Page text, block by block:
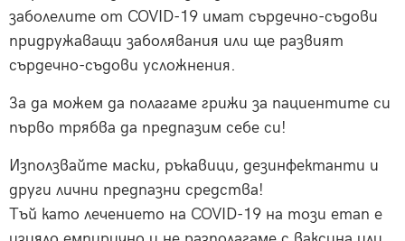
заболелите от COVID-19 имат сърдечно-съдови
придружаващи заболявания или ще развият
сърдечно-съдови усложнения.
За да можем да полагаме грижи за пациентите си
първо трябва да предпазим себе си!
Използвайте маски, ръкавици, дезинфектанти и
други лични предпазни средства!
Тъй като лечението на COVID-19 на този етап е